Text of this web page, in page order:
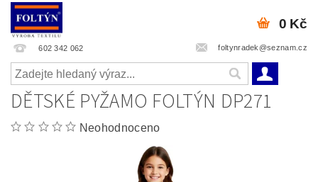
602 342 062 foltynradek@seznam.cz
0 Kč
DĚTSKÉ PYŽAMO FOLTÝN DP271
Neohodnoceno